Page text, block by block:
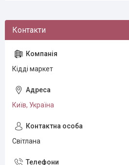
Кідді маркет
Київ, Україна
Світлана